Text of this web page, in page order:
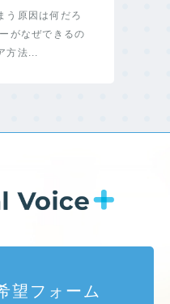
う原因は何だろ
がなぜできるの
方法...
望フォーム